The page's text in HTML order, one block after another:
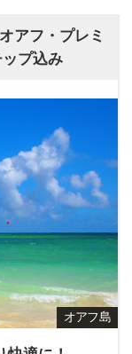
アフ・プレミ
プ込み
オアフ島